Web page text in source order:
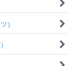
）